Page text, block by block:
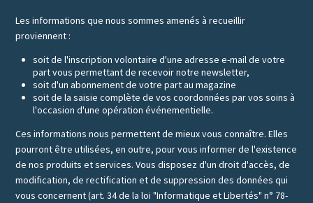
Les informations que nous sommes amenés à recueillir
proviennent :
soit de l'inscription volontaire d'une adresse e-mail de votre
part vous permettant de recevoir notre newsletter,
soit d'un abonnement de votre part au magazine
soit de la saisie complète de vos coordonnées par vos soins à
l'occasion d'une opération événementielle.
Ces informations nous permettent de mieux vous connaître. Elles
pourront être utilisées, en outre, pour vous informer de l'existence
de nos produits et services. Vous disposez d'un droit d'accès, de
modification, de rectification et de suppression des données qui
vous concernent (art. 34 de la loi "Informatique et Libertés" n° 78-